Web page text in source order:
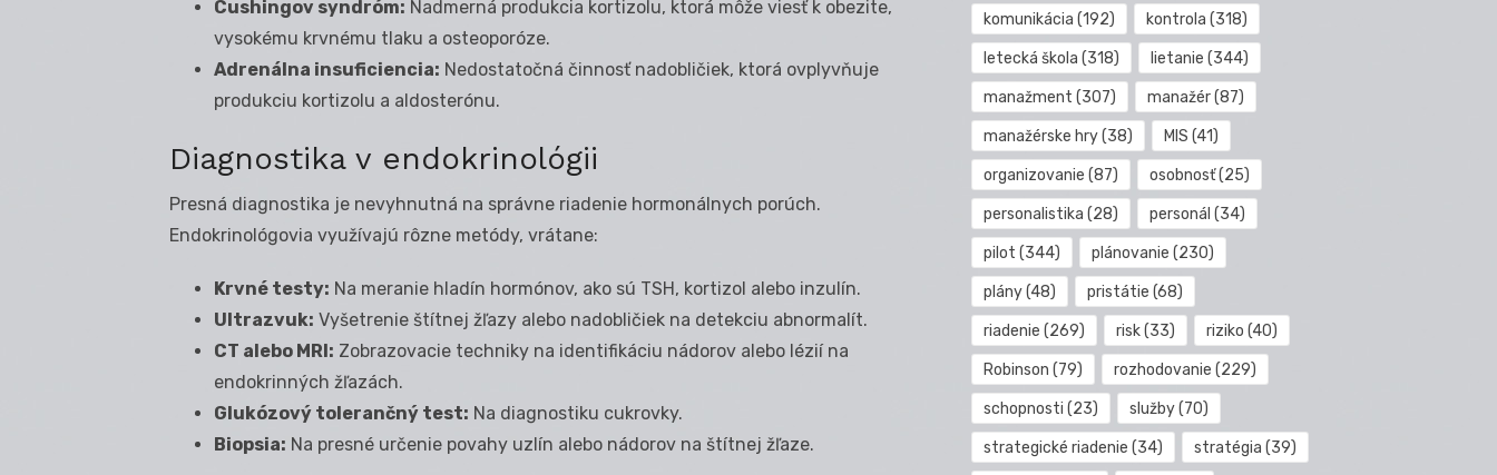
Cushingov syndróm: Nadmerná produkcia kortizolu, ktorá môže viesť k obezite,
vysokému krvnému tlaku a osteoporóze.
Adrenálna insuficiencia: Nedostatočná činnosť nadobličiek, ktorá ovplyvňuje
produkciu kortizolu a aldosterónu.
Diagnostika v endokrinológii
Presná diagnostika je nevyhnutná na správne riadenie hormonálnych porúch.
Endokrinológovia využívajú rôzne metódy, vrátane:
Krvné testy: Na meranie hladín hormónov, ako sú TSH, kortizol alebo inzulín.
Ultrazvuk: Vyšetrenie štítnej žľazy alebo nadobličiek na detekciu abnormalít.
CT alebo MRI: Zobrazovacie techniky na identifikáciu nádorov alebo lézií na
endokrinných žľazách.
Glukózový tolerančný test: Na diagnostiku cukrovky.
Biopsia: Na presné určenie povahy uzlín alebo nádorov na štítnej žľaze.
komunikácia (192) kontrola (318)
letecká škola (318) lietanie (344)
manažment (307) manažér(87)
manažérske hry(38) MIS (41)
organizovanie (87) osobnosť(25)
personalistika (28) personál (34)
pilot (344) plánovanie (230)
plány(48) pristátie (68)
riadenie (269) risk(33) riziko (40)
Robinson (79) rozhodovanie (229)
schopnosti (23) služby(70)
strategické riadenie (34) stratégia (39)